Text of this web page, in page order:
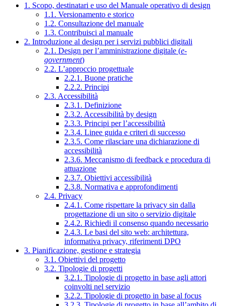
1. Scopo, destinatari e uso del Manuale operativo di design
1.1. Versionamento e storico
1.2. Consultazione del manuale
1.3. Contribuisci al manuale
2. Introduzione al design per i servizi pubblici digitali
2.1. Design per l’amministrazione digitale (e-
government)
2.2. L’approccio progettuale
2.2.1. Buone pratiche
2.2.2. Principi
2.3. Accessibilità
2.3.1. Definizione
2.3.2. Accessibilità by design
2.3.3. Principi per l’accessibilità
2.3.4. Linee guida e criteri di successo
2.3.5. Come rilasciare una dichiarazione di
accessibilità
2.3.6. Meccanismo di feedback e procedura di
attuazione
2.3.7. Obiettivi accessibilità
2.3.8. Normativa e approfondimenti
2.4. Privacy
2.4.1. Come rispettare la privacy sin dalla
progettazione di un sito o servizio digitale
2.4.2. Richiedi il consenso quando necessario
2.4.3. Le basi del sito web: architettura,
informativa privacy, riferimenti DPO
3. Pianificazione, gestione e strategia
3.1. Obiettivi del progetto
3.2. Tipologie di progetti
3.2.1. Tipologie di progetto in base agli attori
coinvolti nel servizio
3.2.2. Tipologie di progetto in base al focus